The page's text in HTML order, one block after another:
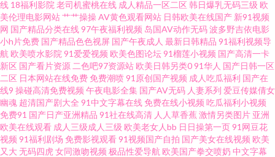
航 在线a不卡 TS黑料吃瓜一区二区 海角紧网 日本一区二区三区A片 亚洲成人
91黄色 91网站入口免费 99久久精品网 国内福利视频第7页 人人操超碰蜜臀
AV 91一区三区 国产精品日 日韩A片一区二区 亚洲制丝袜伦 91看看婷婷综合
久久综合国产自拍 手机av先锋网 国产精品久久! 亚成人洲电影在线 超碰av97
久久一久久 日韩一级视频 影音先锋理论片 国产第123页 欧美sss视频在线 黑
线 18福利影院 老司机蜜桃在线 成人精品一区二区 韩日爆乳无码三级 欧
美伦理电影网站艹艹操操AV黄色观看网站 日韩欧美在线国产 新91视频
网 国产精品分类在线97午夜福利视频 岛国AV动作无码波多野吉依电影
小h片免费 国产精品色色视屏 国产午夜成人 最新日韩精品 91福利视频导
航 欧美喷水影院 91爱爱视频 欧美色图论坛91榴莲小视频 国产高清一卡
新区 国产看片资源 二色吧97资源站 欧美日韩另类091华人 国产日韩一区
二区 日本网站在线免费 免费潮喷91原创国产视频 成人吃瓜福利 国产在
线9 操碰高清免费视频 午夜电影全集 国产AV无码 人妻系列 爱豆传媒倩女
幽魂 超清国产剧大全 91中文字幕在线 免费在线小视频 吃瓜福利小视频
免费91 国产日产亚洲精品 91社在线高清 人人草香蕉 激情另类图片 亚洲
欧美在线观看 成人三级成人三级 欧美老女人bb 日日操第一页91网豆花
视频 91福利剧场 免费影视观看91视频国产自拍 国产美女在线视频 欧美
又大 无码四虎 女同激吻视频 极品性爱导航 欧美国产拳交喷奶 中文字幕